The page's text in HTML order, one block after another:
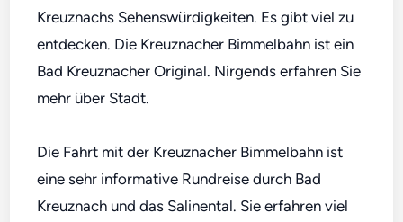
Kreuznachs Sehenswürdigkeiten. Es gibt viel zu
entdecken. Die Kreuznacher Bimmelbahn ist ein
Bad Kreuznacher Original. Nirgends erfahren Sie
mehr über Stadt.
Die Fahrt mit der Kreuznacher Bimmelbahn ist
eine sehr informative Rundreise durch Bad
Kreuznach und das Salinental. Sie erfahren viel